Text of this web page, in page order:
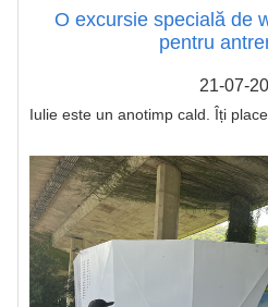
O excursie specială de
pentru
21-07-
Iulie este un anotimp cald. Îți